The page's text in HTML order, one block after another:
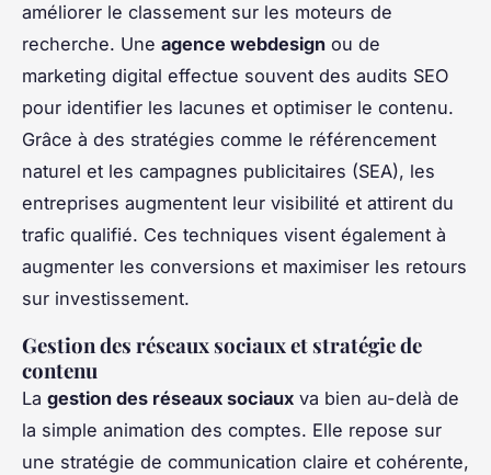
améliorer le classement sur les moteurs de
recherche. Une agence webdesign ou de
marketing digital effectue souvent des audits SEO
pour identifier les lacunes et optimiser le contenu.
Grâce à des stratégies comme le référencement
naturel et les campagnes publicitaires (SEA), les
entreprises augmentent leur visibilité et attirent du
trafic qualifié. Ces techniques visent également à
augmenter les conversions et maximiser les retours
sur investissement.
Gestion des réseaux sociaux et stratégie de
contenu
La gestion des réseaux sociaux va bien au-delà de
la simple animation des comptes. Elle repose sur
une stratégie de communication claire et cohérente,